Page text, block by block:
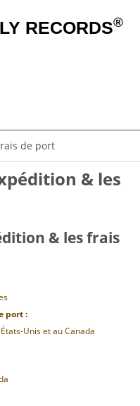
RECORDS®
de port
& les
& les frais
port :
Unis et au Canada